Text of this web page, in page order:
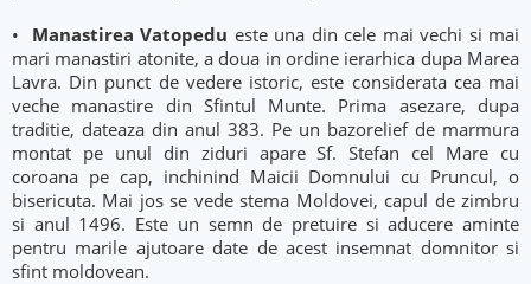
• Manastirea Vatopedu este una din cele mai vechi si mai
mari manastiri atonite, a doua in ordine ierarhica dupa Marea
Lavra. Din punct de vedere istoric, este considerata cea mai
veche manastire din Sfintul Munte. Prima asezare, dupa
traditie, dateaza din anul 383. Pe un bazorelief de marmura
montat pe unul din ziduri apare Sf. Stefan cel Mare cu
coroana pe cap, inchinind Maicii Domnului cu Pruncul, o
bisericuta. Mai jos se vede stema Moldovei, capul de zimbru
si anul 1496. Este un semn de pretuire si aducere aminte
pentru marile ajutoare date de acest insemnat domnitor si
sfint moldovean.